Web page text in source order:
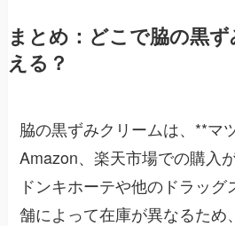
まとめ：どこで脇の黒
える？
脇の黒ずみクリームは、**マ
Amazon、楽天市場での購入
ドンキホーテや他のドラッ
舗によって在庫が異なるため